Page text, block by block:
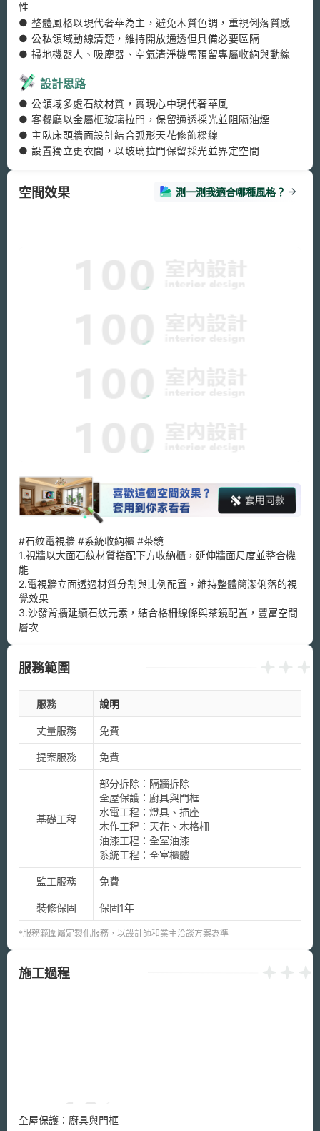
性
● 整體風格以現代奢華為主，避免木質色調，重視俐落質感
● 公私領域動線清楚，維持開放通透但具備必要區隔
● 掃地機器人、吸塵器、空氣清淨機需預留專屬收納與動線
設計思路
● 公領域多處石紋材質，實現心中現代奢華風
● 客餐廳以金屬框玻璃拉門，保留通透採光並阻隔油煙
● 主臥床頭牆面設計結合弧形天花修飾樑線
● 設置獨立更衣間，以玻璃拉門保留採光並界定空間
空間效果 測一測我適合哪種風格？
#石紋電視牆 #系統收納櫃 #茶鏡
1.視牆以大面石紋材質搭配下方收納櫃，延伸牆面尺度並整合機
能
2.電視牆立面透過材質分割與比例配置，維持整體簡潔俐落的視
覺效果
3.沙發背牆延續石紋元素，結合格柵線條與茶鏡配置，豐富空間
服務範圍
服務 說明
丈量服務 免費
提案服務 免費
基礎工程
部分拆除：隔牆拆除
全屋保護：廚具與門框
水電工程：燈具、插座
木作工程：天花、木格柵
油漆工程：全室油漆
系統工程：全室櫃體
監工服務 免費
裝修保固 保固1年
*服務範圍屬定製化服務，以設計師和業主洽談方案為準
施工過程
全屋保護：廚具與門框